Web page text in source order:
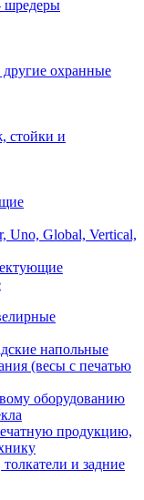
шредеры
охранные
стойки и
Uno, Global, Vertical,
напольные
(весы с печатью
оборудованию
продукцию,
и задние